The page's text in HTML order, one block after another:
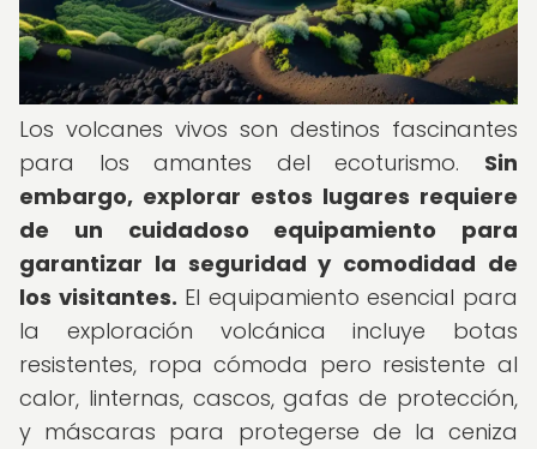
Los volcanes vivos son destinos fascinantes
para los amantes del ecoturismo. Sin
embargo, explorar estos lugares requiere
de un cuidadoso equipamiento para
garantizar la seguridad y comodidad de
los visitantes. El equipamiento esencial para
la exploración volcánica incluye botas
resistentes, ropa cómoda pero resistente al
calor, linternas, cascos, gafas de protección,
y máscaras para protegerse de la ceniza